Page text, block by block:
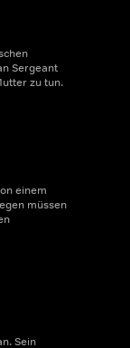
Sergeant
zu tun.
einem
müssen
Sein